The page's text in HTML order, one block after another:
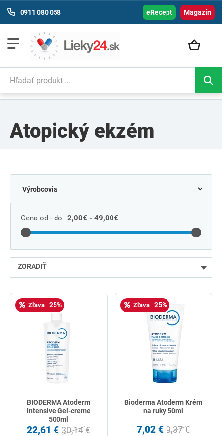
Magazín
0911 080 058 eRecept
Atopický ekzém
Cena od - do 2,00€ - 49,00€
ZORADIŤ
najdrahšie
najpredávanejšie
Zľava 25%
BIODERMA Atoderm
Intensive Gel-creme
500ml
22,61 € 30,14 €
Zľava 25%
Bioderma Atoderm Krém
na ruky 50ml
7,02 € 9,37 €